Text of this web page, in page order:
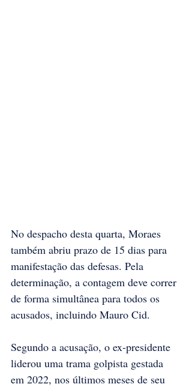
No despacho desta quarta, Moraes
também abriu prazo de 15 dias para
manifestação das defesas. Pela
determinação, a contagem deve correr
de forma simultânea para todos os
acusados, incluindo Mauro Cid.
Segundo a acusação, o ex-presidente
liderou uma trama golpista gestada
em 2022, nos últimos meses de seu